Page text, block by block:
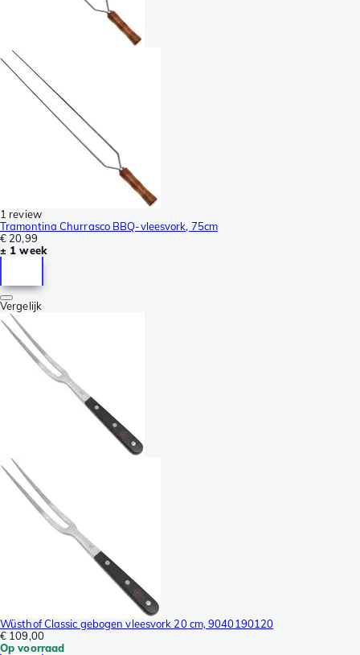
1 review
Tramontina Churrasco BBQ-vleesvork, 75cm
€ 20,99
± 1 week
Vergelijk
Wüsthof Classic gebogen vleesvork 20 cm, 9040190120
€ 109,00
Op voorraad